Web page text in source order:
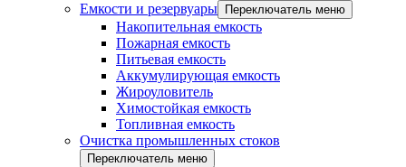
Емкости и резервуары
Переключатель меню
Накопительная емкость
Пожарная емкость
Питьевая емкость
Аккумулирующая емкость
Жироуловитель
Химостойкая емкость
Топливная емкость
Очистка промышленных стоков
Переключатель меню